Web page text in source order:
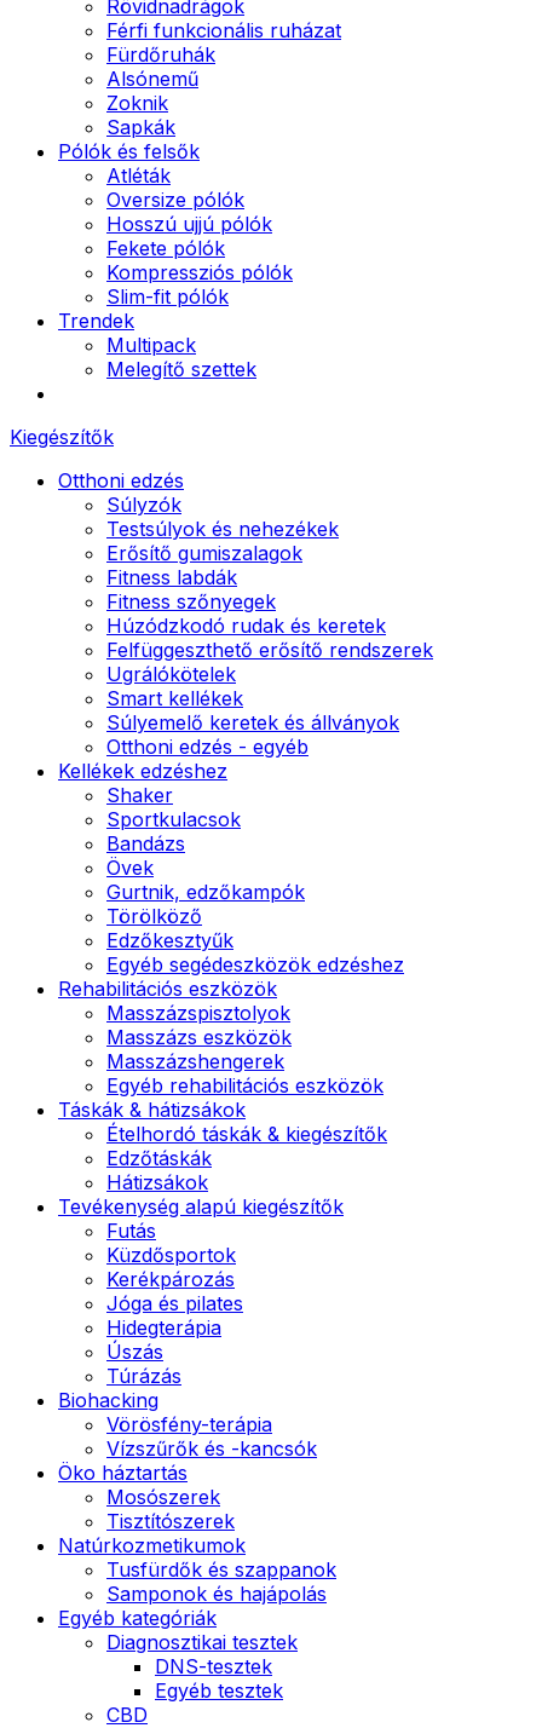
Rövidnadrágok
Férfi funkcionális ruházat
Fürdőruhák
Alsónemű
Zoknik
Sapkák
Pólók és felsők
Atléták
Oversize pólók
Hosszú ujjú pólók
Fekete pólók
Kompressziós pólók
Slim-fit pólók
Trendek
Multipack
Melegítő szettek
Kiegészítők
Otthoni edzés
Súlyzók
Testsúlyok és nehezékek
Erősítő gumiszalagok
Fitness labdák
Fitness szőnyegek
Húzódzkodó rudak és keretek
Felfüggeszthető erősítő rendszerek
Ugrálókötelek
Smart kellékek
Súlyemelő keretek és állványok
Otthoni edzés - egyéb
Kellékek edzéshez
Shaker
Sportkulacsok
Bandázs
Övek
Gurtnik, edzőkampók
Törölköző
Edzőkesztyűk
Egyéb segédeszközök edzéshez
Rehabilitációs eszközök
Masszázspisztolyok
Masszázs eszközök
Masszázshengerek
Egyéb rehabilitációs eszközök
Táskák & hátizsákok
Ételhordó táskák & kiegészítők
Edzőtáskák
Hátizsákok
Tevékenység alapú kiegészítők
Futás
Küzdősportok
Kerékpározás
Jóga és pilates
Hidegterápia
Úszás
Túrázás
Biohacking
Vörösfény-terápia
Vízszűrők és -kancsók
Öko háztartás
Mosószerek
Tisztítószerek
Natúrkozmetikumok
Tusfürdők és szappanok
Samponok és hajápolás
Egyéb kategóriák
Diagnosztikai tesztek
DNS-tesztek
Egyéb tesztek
CBD